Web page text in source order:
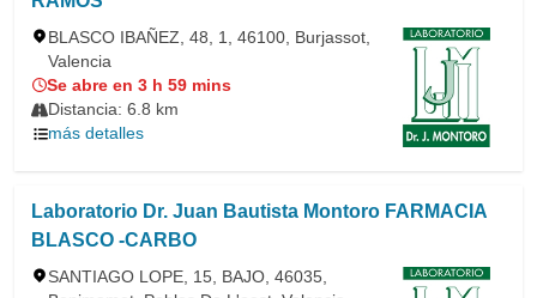
BLASCO IBAÑEZ, 48, 1, 46100, Burjassot,
Valencia
Se abre en 3 h 59 mins
Distancia: 6.8 km
más detalles
Laboratorio Dr. Juan Bautista Montoro FARMACIA
BLASCO -CARBO
SANTIAGO LOPE, 15, BAJO, 46035,